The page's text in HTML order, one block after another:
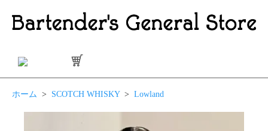
ホーム > SCOTCH WHISKY> Lowland